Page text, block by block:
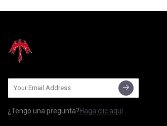
¿Tengo una pregunta?Haga clic aquí